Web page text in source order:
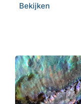
Bekijken